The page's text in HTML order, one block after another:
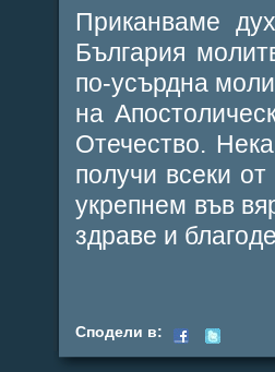
Приканваме
България
по-усърдна
на
Отечество.
получи всеки
укрепнем във
здраве и
Сподели в: